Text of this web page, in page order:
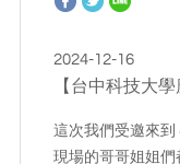
2024-12-16
【台中科技大
這次我們受邀來到
現場的哥哥姐姐們